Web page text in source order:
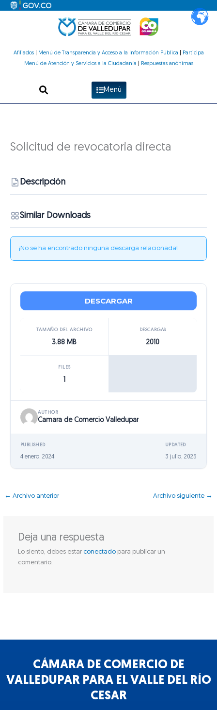
Afiliados| Menú de Transparencia y Acceso a la Información Pública
Participa
Menú de Atención y Servicios a la Ciudadanía
Respuestas anónimas
Menú
Solicitud de revocatoria directa
Descripción
Similar Downloads
¡No se ha encontrado ninguna descarga relacionada!
DESCARGAR
TAMAÑO DEL ARCHIVO
3.88 MB
DESCARGAS
2010
FILES
AUTHOR
Camara de Comercio Valledupar
PUBLISHED
4 enero, 2024
UPDATED
3 julio, 2025
← Archivo anterior Archivo siguiente →
Deja una respuesta
Lo siento, debes estar conectadopara publicar un
comentario.
CÁMARA DE COMERCIO DE
VALLEDUPAR PARA EL VALLE DEL RÍO
CESAR